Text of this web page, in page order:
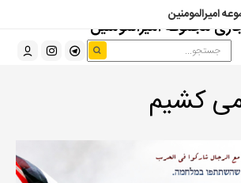
مجموعه امیرالمومنین
امیرالمومنین
کشیم